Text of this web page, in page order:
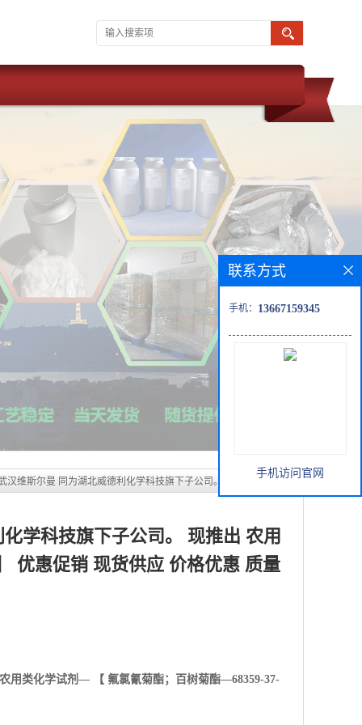
汉维斯尔曼 同为湖北威德利化学科技旗下子公司。 现推出 农用类
学科技旗下子公司。 现推出 农用
优惠促销 现货供应 价格优惠 质量
农用类化学试剂— 【 氟氯氰菊酯；百树菊酯—68359-37-
联系方式
手机： 13667159345
手机访问官网